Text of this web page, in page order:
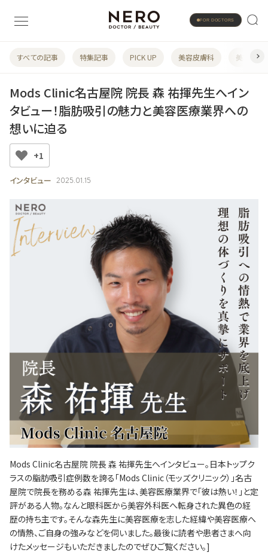
FOR DOCTORS
すべての記事 特集記事 PICK UP 美容皮膚科 美容婦人
Mods Clinic名古屋院 院長 森 祐揮先生へイン
タビュー！脂肪吸引の魅力と美容医療業界への
想いに迫る
+1
インタビュー 2025.01.15
Mods Clinic名古屋院 院長 森 祐揮先生へインタビュー。日本トップク
ラスの脂肪吸引症例数を誇る「Mods Clinic（モッズクリニック）」名古
屋院で院長を務める森 祐揮先生は、美容医療業界で「彼は熱い！」と定
評がある人物。なんと眼科医から美容外科医へ転身された異色の経
歴の持ち主です。そんな森先生に美容医療を志した経緯や美容医療へ
の情熱、ご自身の強みなどを伺いました。最後に読者や患者さまへ向
けたメッセージもいただきましたのでぜひご覧ください。]